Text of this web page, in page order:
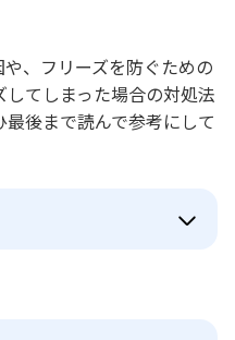
、フリーズを防ぐための
てしまった場合の対処法
後まで読んで参考にして